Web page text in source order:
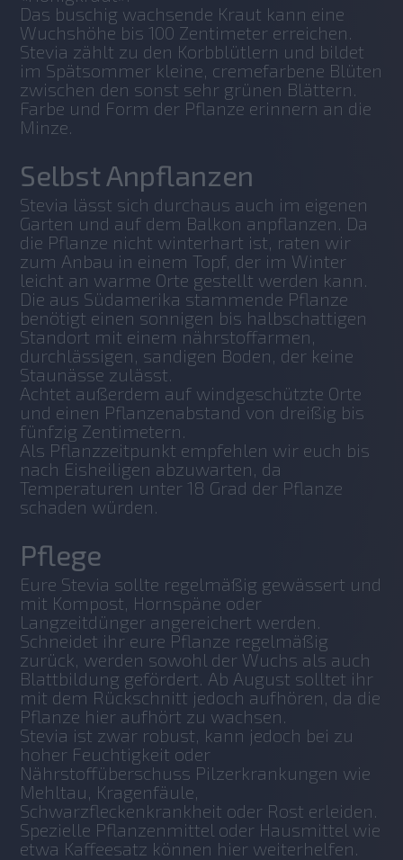
Das buschig wachsende Kraut kann eine
Wuchshöhe bis 100 Zentimeter erreichen.
Stevia zählt zu den Korbblütlern und bildet
im Spätsommer kleine, cremefarbene Blüten
zwischen den sonst sehr grünen Blättern.
Farbe und Form der Pflanze erinnern an die
Minze.
Selbst Anpflanzen
Stevia lässt sich durchaus auch im eigenen
Garten und auf dem Balkon anpflanzen. Da
die Pflanze nicht winterhart ist, raten wir
zum Anbau in einem Topf, der im Winter
leicht an warme Orte gestellt werden kann.
Die aus Südamerika stammende Pflanze
benötigt einen sonnigen bis halbschattigen
Standort mit einem nährstoffarmen,
durchlässigen, sandigen Boden, der keine
Staunässe zulässt.
Achtet außerdem auf windgeschützte Orte
und einen Pflanzenabstand von dreißig bis
fünfzig Zentimetern.
Als Pflanzzeitpunkt empfehlen wir euch bis
nach Eisheiligen abzuwarten, da
Temperaturen unter 18 Grad der Pflanze
schaden würden.
Pflege
Eure Stevia sollte regelmäßig gewässert und
mit Kompost, Hornspäne oder
Langzeitdünger angereichert werden.
Schneidet ihr eure Pflanze regelmäßig
zurück, werden sowohl der Wuchs als auch
Blattbildung gefördert. Ab August solltet ihr
mit dem Rückschnitt jedoch aufhören, da die
Pflanze hier aufhört zu wachsen.
Stevia ist zwar robust, kann jedoch bei zu
hoher Feuchtigkeit oder
Nährstoffüberschuss Pilzerkrankungen wie
Mehltau, Kragenfäule,
Schwarzfleckenkrankheit oder Rost erleiden.
Spezielle Pflanzenmittel oder Hausmittel wie
etwa Kaffeesatz können hier weiterhelfen.